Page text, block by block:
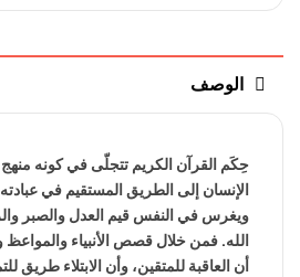
الوصف
حِكَم القرآن الكريم تتجلّى في كونه
الإنسان إلى الطريق المستقيم في عبادته
ويغرس في النفس قيم العدل والصبر
الله. فمن خلال قصص الأنبياء والمواعظ
أن العاقبة للمتقين، وأن الابتلاء طريق